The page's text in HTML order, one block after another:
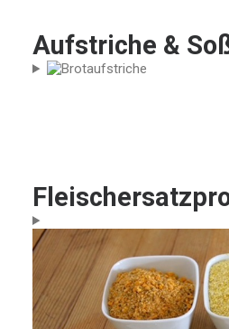
Aufstriche &